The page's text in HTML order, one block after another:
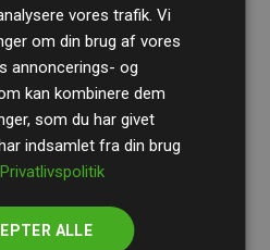
løbende vores
at sikre gennemsigtighed
at vores investeringer i
estimerede CO₂-
vores trafik. Vi
om din brug af vores
annoncerings- og
kan kombinere dem
som du har givet
indsamlet fra din brug
Privatlivspolitik
ALLE